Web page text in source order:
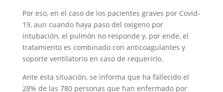
Por eso, en el caso de los pacientes graves por Covid-
19, aun cuando haya paso del oxígeno por
intubación, el pulmón no responde y, por ende, el
tratamiento es combinado con anticoagulantes y
soporte ventilatorio en caso de requerirlo.
Ante esta situación, se informa que ha fallecido el
28% de las 780 personas que han enfermado por